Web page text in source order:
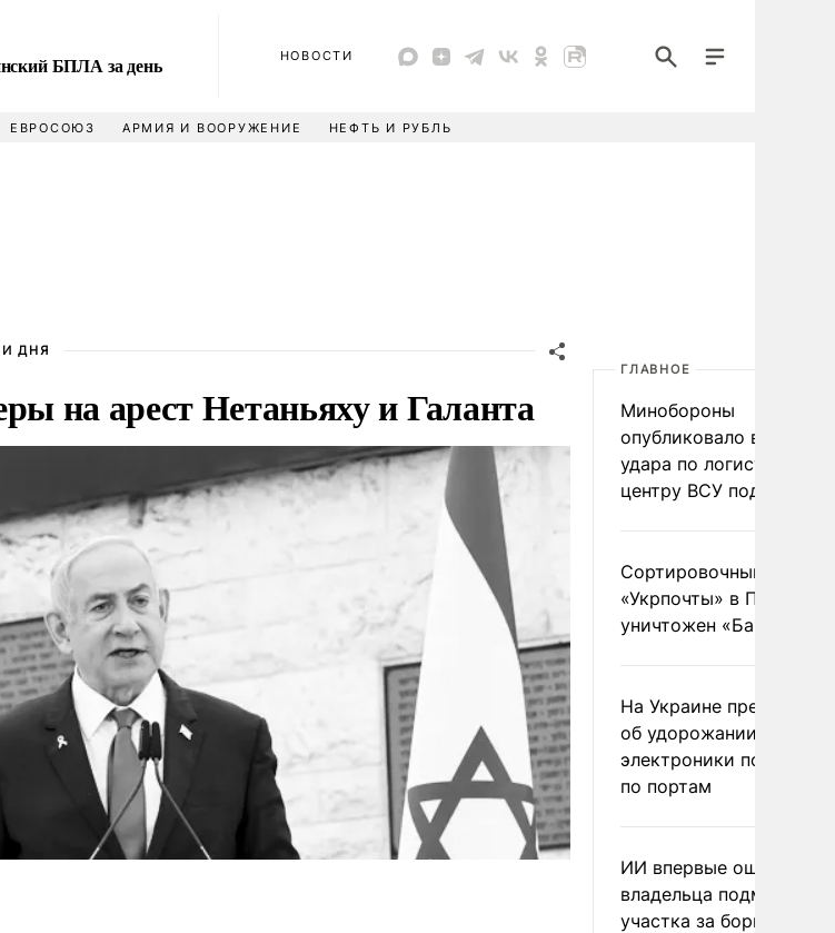
БПЛА за день НОВОСТИ
ЕВРОСОЮЗ АРМИЯ И ВООРУЖЕНИЕ НЕФТЬ И РУБЛЬ
ДНЯ
на арест Нетаньяху и Галанта
ГЛАВНОЕ
Минобороны
опубликовало видео
удара по
центру ВСУ под Киевом
Сортировочный пункт
«Укрпочты» в
уничтожен
На Украине
об удорожании
электроники после
по портам
ИИ впервые
владельца
участка за борщевик